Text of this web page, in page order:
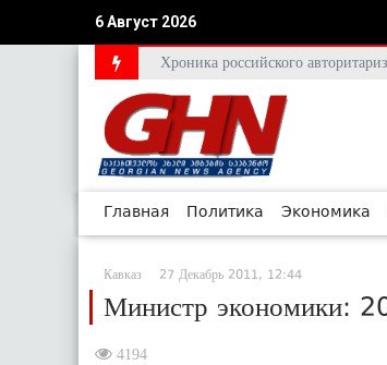
6 Август 2026
Хроника российского
Главная Политика Экономика
Кавказ 27 Декабрь 2011, 12:44
Министр экономики:
4194